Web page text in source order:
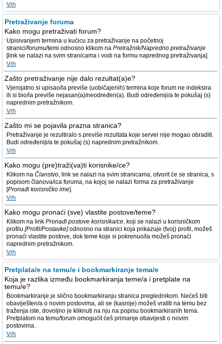
Vrh
Pretraživanje foruma
Kako mogu pretraživati forum?
Upisivanjem termina u kućicu za pretraživanje na početnoj
stranici/forumu/temi odnosno klikom na Pretražnik/Napredno pretraživanje
[link se nalazi na svim stranicama i vodi na formu naprednog pretraživanja].
Vrh
Zašto pretraživanje nije dalo rezultat(a)e?
Vjerojatno si upisao/la previše (uobičajenih) termina koje forum ne indeksira
ili si bio/la previše nejasan(a)/neodređen(a). Budi određeniji/a te pokušaj (s)
naprednim pretražnikom.
Vrh
Zašto mi se pojavila prazna stranica?
Pretraživanje je rezultiralo s previše rezultata koje server nije mogao obraditi.
Budi određeniji/a te pokušaj (s) naprednim pretražnikom.
Vrh
Kako mogu (pre)traži(va)ti korisnike/ce?
Klikom na Članstvo, link se nalazi na svim stranicama, otvorit će se stranica, s
popisom članova/ica foruma, na kojoj se nalazi forma za pretraživanje
[Pronađi korisničko ime].
Vrh
Kako mogu pronaći (sve) vlastite postove/teme?
Klikom na link Pronađi postove korisnika/ce, koji se nalazi u korisničkom
profilu [Profil/Postavke]odnosno na stranici koja prikazuje (tvoj) profil, možeš
pronaći vlastite postove, dok teme koje si pokrenuo/la možeš pronaći
naprednim pretražnikom.
Vrh
Pretplata/e na temu/e i bookmarkiranje tema/e
Koja je razlika između bookmarkiranja teme/a i pretplate na
temu/e?
Bookmarkiranje je slično bookmarkiranju stranica preglednikom. Nećeš biti
obaviješten/a o novim postovima, ali se (kasnije) možeš vratiti na temu bez
traženja iste, dovoljno je kliknuti na nju na popisu bookmarkiranih tema.
Pretplatom na temu/forum omogućit ćeš primanje obavijesti o novim
postovima.
Vrh